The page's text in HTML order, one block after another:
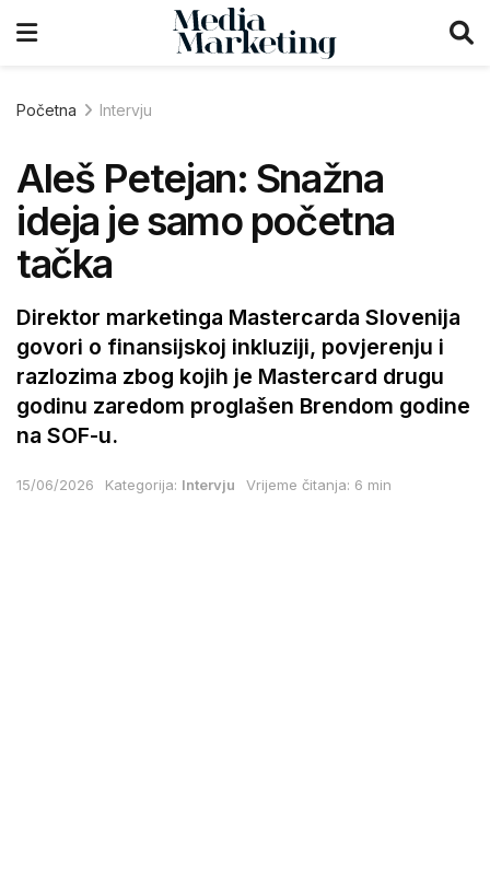
Početna Intervju
Aleš Petejan: Snažna
ideja je samo početna
tačka
Direktor marketinga Mastercarda Slovenija
govori o finansijskoj inkluziji, povjerenju i
razlozima zbog kojih je Mastercard drugu
godinu zaredom proglašen Brendom godine
na SOF-u.
15/06/2026 Kategorija: Intervju Vrijeme čitanja: 6 min